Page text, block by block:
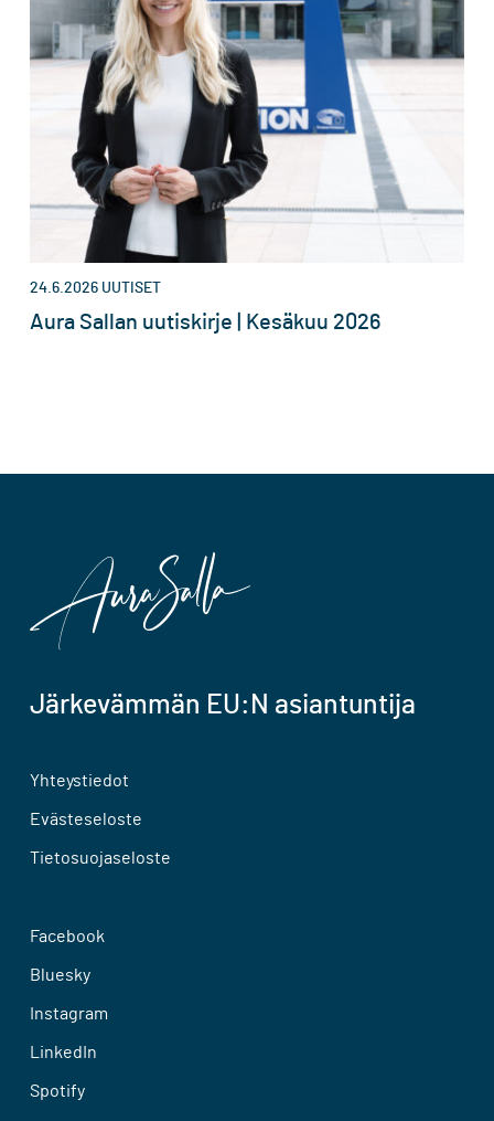
24.6.2026 UUTISET
Aura Sallan uutiskirje | Kesäkuu 2026
Järkevämmän EU:N asiantuntija
Yhteystiedot
Evästeseloste
Tietosuojaseloste
Facebook
Bluesky
Instagram
LinkedIn
Spotify